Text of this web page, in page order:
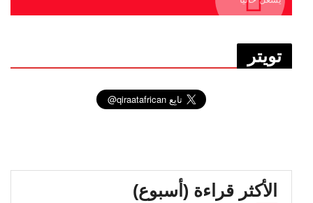
تويتر
الأكثر قراءة (أسبوع)